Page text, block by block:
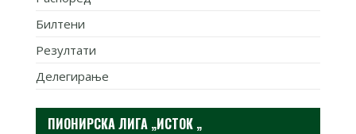
Билтени
Резултати
Делегирање
ПИОНИРСКА ЛИГА „ИСТОК „